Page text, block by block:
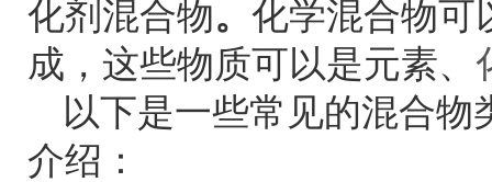
化剂混合物。 化学混合物可
成，这些物质可以是元素、
以下是一些常见的混合
介绍：